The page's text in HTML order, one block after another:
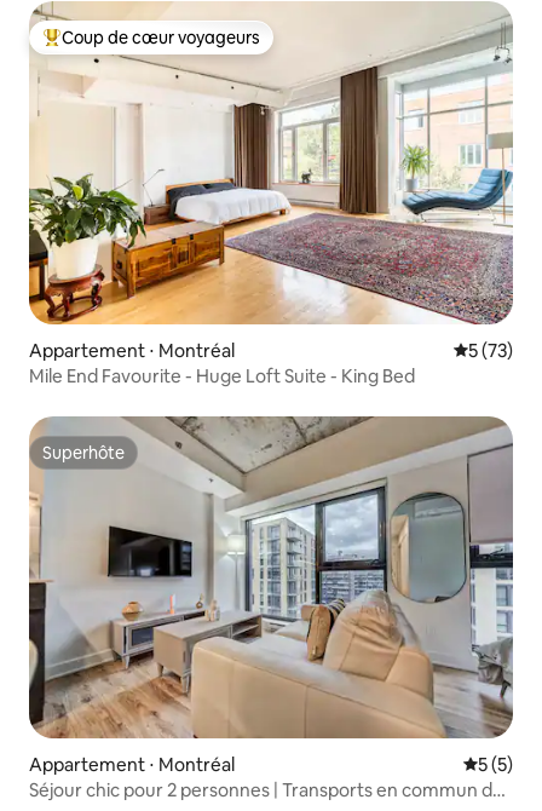
Coups de cœur voyageurs les plus appréciés
Coup de cœur voyageurs
Appartement ⋅ Montréal
5 (73)
Mile End Favourite - Huge Loft Suite - King Bed
Superhôte
Superhôte
Appartement ⋅ Montréal
5 (5)
Séjour chic pour 2 personnes | Transports en commun de